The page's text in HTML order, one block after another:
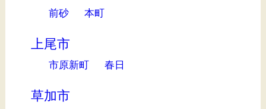
前砂 本町
上尾市
市原新町 春日
草加市